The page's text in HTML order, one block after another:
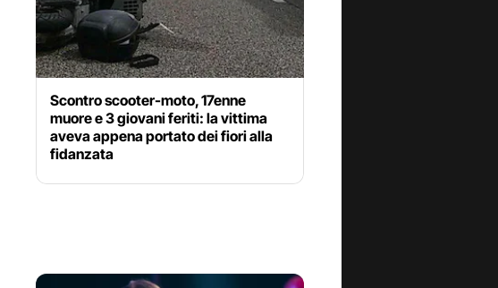
Scontro scooter-moto, 17enne
muore e 3 giovani feriti: la vittima
aveva appena portato dei fiori alla
fidanzata